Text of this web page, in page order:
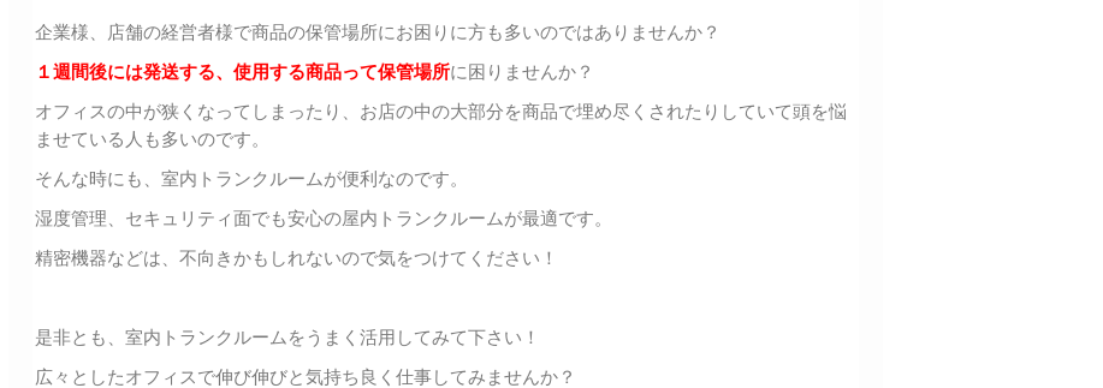
企業様、店舗の経営者様で商品の保管場所にお困りに方も多いのではありませんか？
１週間後には発送する、使用する商品って保管場所に困りませんか？
オフィスの中が狭くなってしまったり、お店の中の大部分を商品で埋め尽くされたりしていて頭を悩
ませている人も多いのです。
そんな時にも、室内トランクルームが便利なのです。
湿度管理、セキュリティ面でも安心の屋内トランクルームが最適です。
精密機器などは、不向きかもしれないので気をつけてください！
是非とも、室内トランクルームをうまく活用してみて下さい！
広々としたオフィスで伸び伸びと気持ち良く仕事してみませんか？